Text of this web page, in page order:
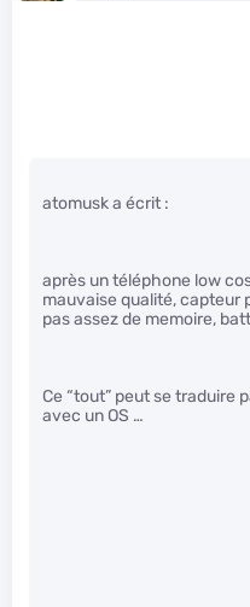
atomusk a écrit :
après un téléphone low
mauvaise qualité, capteur
pas assez de memoire,
Ce “tout” peut se traduire
avec un OS …